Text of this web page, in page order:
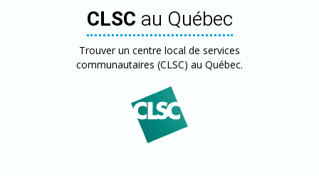
CLSC au Québec
Trouver un centre local de services
communautaires (CLSC) au Québec.